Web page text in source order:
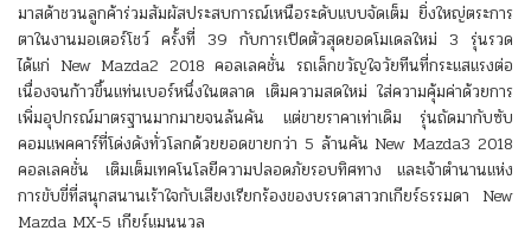
มาสด้าชวนลูกค้าร่วมสัมผัสประสบการณ์เหนือระดับแบบจัดเต็ม ยิ่งใหญ่ตระการ
ตาในงานมอเตอร์โชว์ ครั้งที่ 39 กับการเปิดตัวสุดยอดโมเดลใหม่ 3 รุ่นรวด
ได้แก่ New Mazda2 2018 คอลเลคชั่น รถเล็กขวัญใจวัยทีนที่กระแสแรงต่อ
เนื่องจนก้าวขึ้นแท่นเบอร์หนึ่งในตลาด เติมความสดใหม่ ใส่ความคุ้มค่าด้วยการ
เพิ่มอุปกรณ์มาตรฐานมากมายจนล้นคัน แต่ขายราคาเท่าเดิม รุ่นถัดมากับซับ
คอมแพคคาร์ที่โด่งดังทั่วโลกด้วยยอดขายกว่า 5 ล้านคัน New Mazda3 2018
คอลเลคชั่น เติมเต็มเทคโนโลยีความปลอดภัยรอบทิศทาง และเจ้าตำนานแห่ง
การขับขี่ที่สนุกสนานเร้าใจกับเสียงเรียกร้องของบรรดาสาวกเกียร์ธรรมดา New
Mazda MX-5 เกียร์แมนนวล